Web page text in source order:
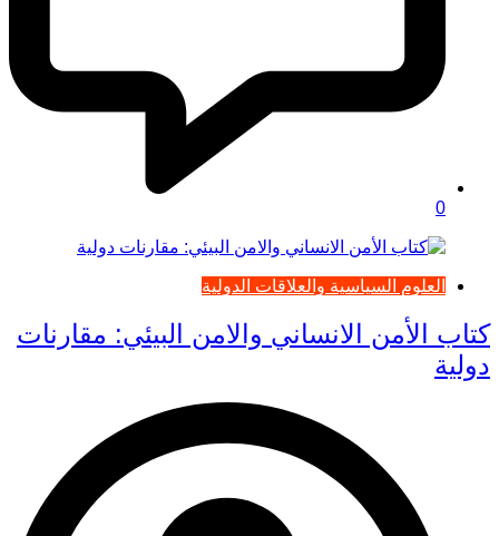
0
العلوم السياسية والعلاقات الدولية
كتاب الأمن الانساني والامن البيئي: مقارنات
دولية